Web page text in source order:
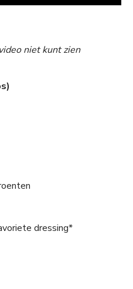
niet kunt zien
dressing*